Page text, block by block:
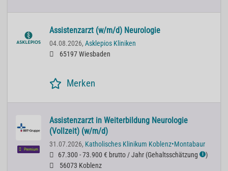
Assistenzarzt (w/m/d) Neurologie
04.08.2026, Asklepios Kliniken
65197 Wiesbaden
Merken
Premium
Assistenzarzt in Weiterbildung Neurologie
(Vollzeit) (w/m/d)
31.07.2026, Katholisches Klinikum Koblenz•Montabaur
67.300 - 73.900 € brutto / Jahr (Gehaltsschätzung ℹ )
56073 Koblenz